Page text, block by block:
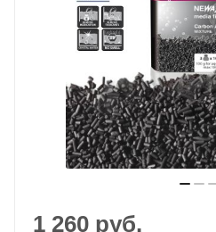
1 260 руб.